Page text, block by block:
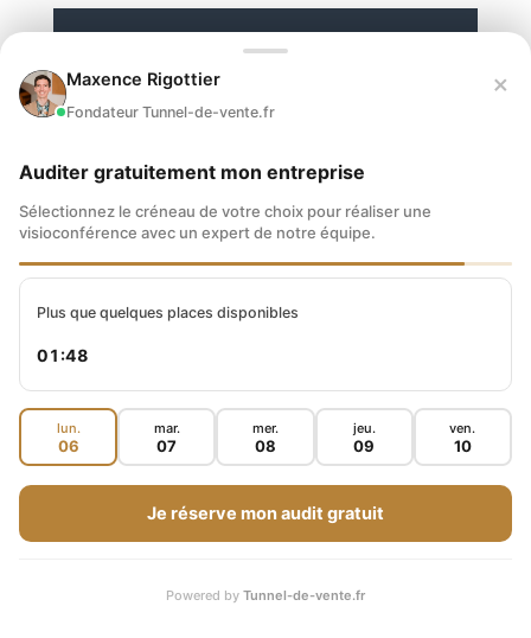
Maxence Rigottier
Fondateur Tunnel-de-vente.fr
×
Auditer gratuitement mon entreprise
Sélectionnez le créneau de votre choix pour réaliser une
visioconférence avec un expert de notre équipe.
Plus que quelques places disponibles
01:47
lun.
06
mar.
07
mer.
08
jeu.
09
ven.
10
Je réserve mon audit gratuit
Powered by Tunnel-de-vente.fr